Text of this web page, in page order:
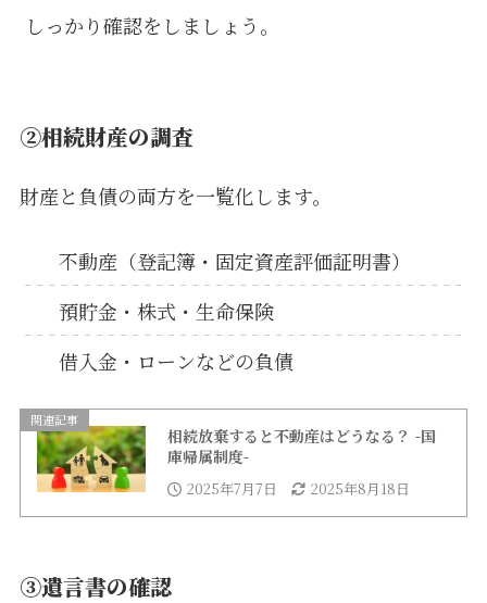
しっかり確認をしましょう。
②相続財産の調査
財産と負債の両方を一覧化します。
不動産（登記簿・固定資産評価証明書）
預貯金・株式・生命保険
借入金・ローンなどの負債
関連記事
相続放棄すると不動産はどうなる？ -国
庫帰属制度-
2025年7月7日 2025年8月18日
③遺言書の確認